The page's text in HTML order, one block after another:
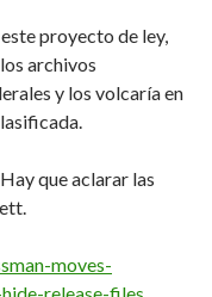
proyecto de ley,
archivos
y los volcaría en
que aclarar las
moves-